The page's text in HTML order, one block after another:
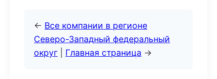
← Все компании в регионе
Северо-Западный федеральный
округ
Главная страница →